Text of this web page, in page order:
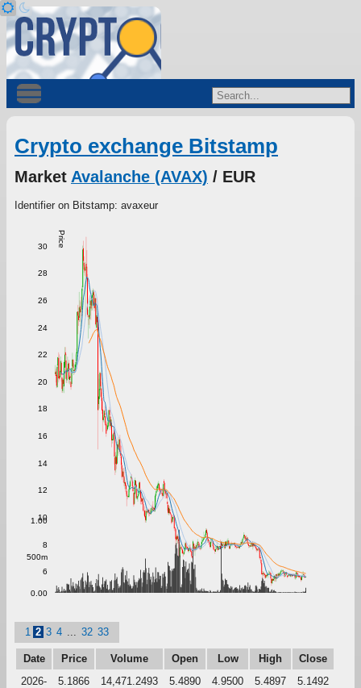
Crypto exchange Bitstamp
Market Avalanche (AVAX) / EUR
Identifier on Bitstamp: avaxeur
Price
6
8
10
12
14
16
18
20
22
24
26
28
30
0.00
500m
1.00
1 2 3 4 32 33
Date Price Volume Open Low High
Close
2026-
5.1866
14,471.2493
5.4890
4.9500
5.4897
5.1492